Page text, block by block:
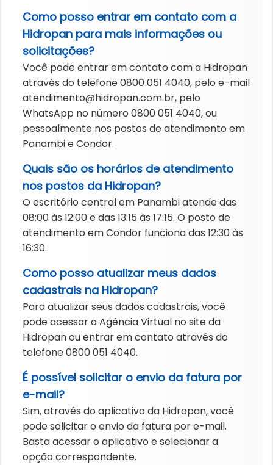
Como posso entrar em contato com a
Hidropan para mais informações ou
solicitações?
Você pode entrar em contato com a Hidropan
através do telefone 0800 051 4040, pelo e-mail
atendimento@hidropan.com.br, pelo
WhatsApp no número 0800 051 4040, ou
pessoalmente nos postos de atendimento em
Panambi e Condor.
Quais são os horários de atendimento
nos postos da Hidropan?
O escritório central em Panambi atende das
08:00 às 12:00 e das 13:15 às 17:15. O posto de
atendimento em Condor funciona das 12:30 às
16:30.
Como posso atualizar meus dados
cadastrais na Hidropan?
Para atualizar seus dados cadastrais, você
pode acessar a Agência Virtual no site da
Hidropan ou entrar em contato através do
telefone 0800 051 4040.
É possível solicitar o envio da fatura por
e-mail?
Sim, através do aplicativo da Hidropan, você
pode solicitar o envio da fatura por e-mail.
Basta acessar o aplicativo e selecionar a
opção correspondente.